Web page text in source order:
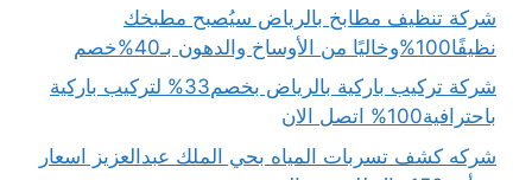
شركة تنظيف مطابخ بالرياض سيُصبح مطبخك
نظيفًا100%وخاليًا من الأوساخ والدهون بـ40%خصم
شركة تركيب باركية بالرياض بخصم33% لتركيب باركية
باحترافية100% اتصل الان
شركه كشف تسربات المياه بحي الملك عبدالعزيز اسعار